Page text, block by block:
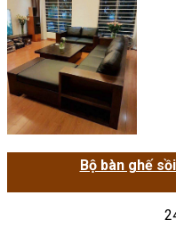
Bộ bàn ghế